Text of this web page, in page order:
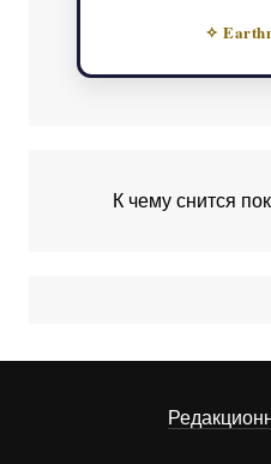
✧
К чему снится